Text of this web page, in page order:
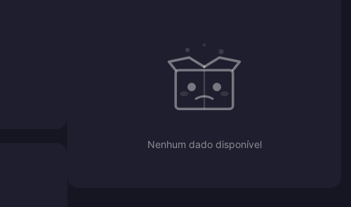
Nenhum dado disponível